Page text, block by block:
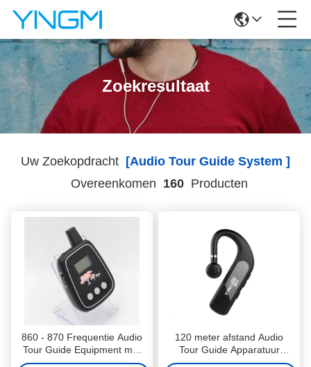
Zoekresultaat
Uw Zoekopdracht [audio Tour Guide System ]
Overeenkomen 160Producten
860 - 870 Frequentie Audio
Tour Guide Equipment met
Lion Battery 2 jaar garantie
120 meter afstand Audio
Tour Guide Apparatuur
Vertaling 100kanalen